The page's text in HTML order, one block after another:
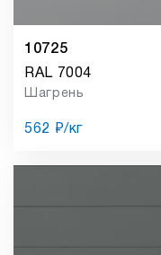
10725
RAL 7004
Шагрень
562 ₽/кг